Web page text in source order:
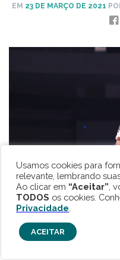
EM 23 DE MARÇO DE 2021
Kleber Koike vence de
Usamos cookies para
relevante, lembrando
Ao clicar em “Aceitar” ,
TODOS os cookies.
Privacidade
ACEITAR